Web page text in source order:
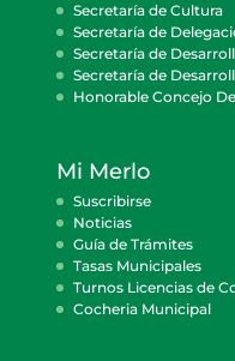
Secretaría de Cultura
Secretaría de
Secretaría de
Secretaría de
Honorable Concejo
Mi Merlo
Suscribirse
Noticias
Guía de Trámites
Tasas Municipales
Turnos Licencias de
Cocheria Municipal